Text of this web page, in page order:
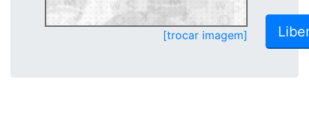
[trocar imagem]